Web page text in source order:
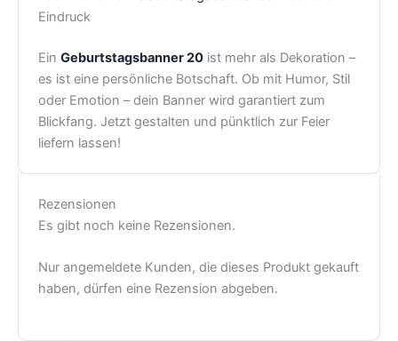
Eindruck
Ein Geburtstagsbanner 20 ist mehr als Dekoration –
es ist eine persönliche Botschaft. Ob mit Humor, Stil
oder Emotion – dein Banner wird garantiert zum
Blickfang. Jetzt gestalten und pünktlich zur Feier
liefern lassen!
Rezensionen
Es gibt noch keine Rezensionen.
Nur angemeldete Kunden, die dieses Produkt gekauft
haben, dürfen eine Rezension abgeben.